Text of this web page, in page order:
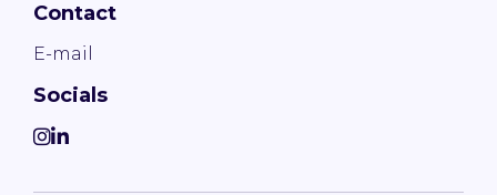
Contact
E-mail
Socials